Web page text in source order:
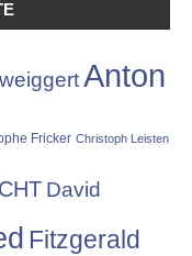
Anton
Fricker Christoph Leisten
David
Fitzgerald